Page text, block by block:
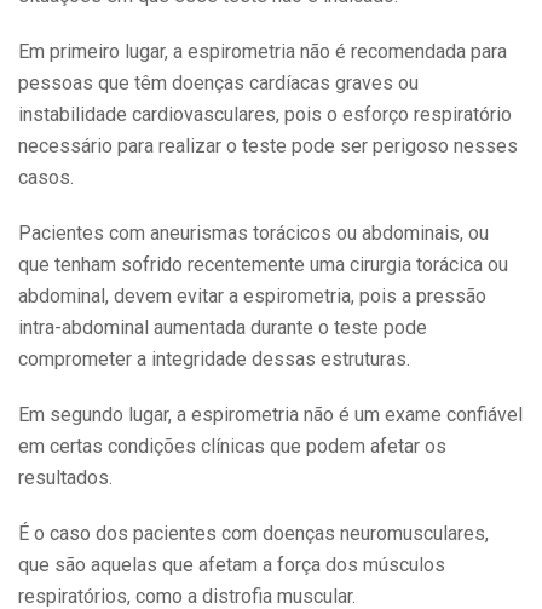
Em primeiro lugar, a espirometria não é recomendada para
pessoas que têm doenças cardíacas graves ou
instabilidade cardiovasculares, pois o esforço respiratório
necessário para realizar o teste pode ser perigoso nesses
casos.
Pacientes com aneurismas torácicos ou abdominais, ou
que tenham sofrido recentemente uma cirurgia torácica ou
abdominal, devem evitar a espirometria, pois a pressão
intra-abdominal aumentada durante o teste pode
comprometer a integridade dessas estruturas.
Em segundo lugar, a espirometria não é um exame confiável
em certas condições clínicas que podem afetar os
resultados.
É o caso dos pacientes com doenças neuromusculares,
que são aquelas que afetam a força dos músculos
respiratórios, como a distrofia muscular.